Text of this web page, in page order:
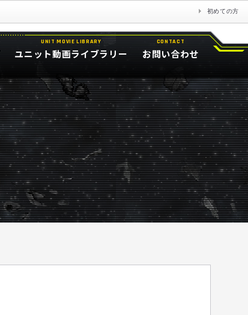
初めての方
UNIT MOVIE LIBRARY
ユニット動画ライブラリー
CONTACT
お問い合わせ